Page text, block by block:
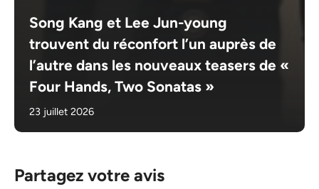
Song Kang et Lee Jun-young
trouvent du réconfort l’un auprès de
l’autre dans les nouveaux teasers de «
Four Hands, Two Sonatas »
23 juillet 2026
Partagez votre avis